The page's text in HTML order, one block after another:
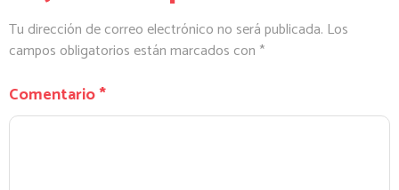
Tu dirección de correo electrónico no será publicada. Los
campos obligatorios están marcados con *
Comentario*